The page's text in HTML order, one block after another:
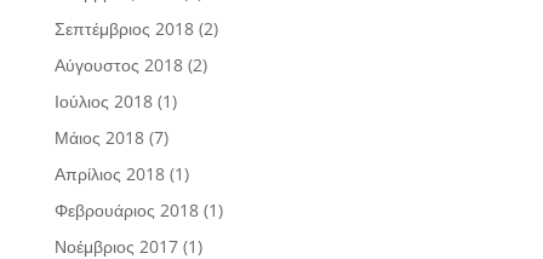
Σεπτέμβριος 2018(2)
Αύγουστος 2018(2)
Ιούλιος 2018(1)
Μάιος 2018(7)
Απρίλιος 2018(1)
Φεβρουάριος 2018(1)
Νοέμβριος 2017(1)